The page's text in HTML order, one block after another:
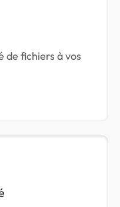
de fichiers à vos